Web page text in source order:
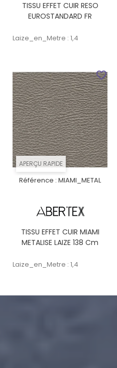
TISSU EFFET CUIR RESO
EUROSTANDARD FR
Laize_en_Metre : 1,4
APERÇU RAPIDE
Référence : MIAMI_METAL
TISSU EFFET CUIR MIAMI
METALISE LAIZE 138 Cm
Laize_en_Metre : 1,4
favorite_border